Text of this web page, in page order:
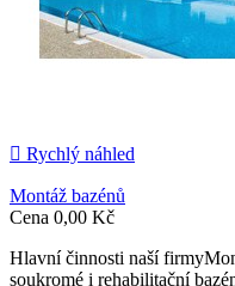
 Rychlý náhled
Montáž bazénů
Cena 0,00 Kč
Hlavní činnosti naší
soukromé i rehabilitační